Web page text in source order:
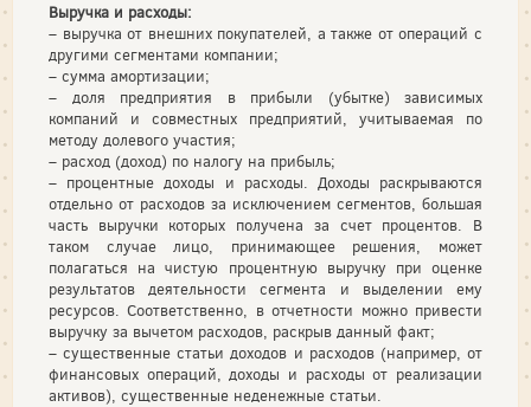
Выручка и расходы:
– выручка от внешних покупателей, а также от операций с
другими сегментами компании;
– сумма амортизации;
– доля предприятия в прибыли (убытке) зависимых
компаний и совместных предприятий, учитываемая по
методу долевого участия;
– расход (доход) по налогу на прибыль;
– процентные доходы и расходы. Доходы раскрываются
отдельно от расходов за исключением сегментов, большая
часть выручки которых получена за счет процентов. В
таком случае лицо, принимающее решения, может
полагаться на чистую процентную выручку при оценке
результатов деятельности сегмента и выделении ему
ресурсов. Соответственно, в отчетности можно привести
выручку за вычетом расходов, раскрыв данный факт;
– существенные статьи доходов и расходов (например, от
финансовых операций, доходы и расходы от реализации
активов), существенные неденежные статьи.